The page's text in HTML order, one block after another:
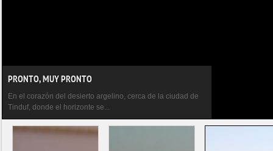
PRONTO, MUY PRONTO
En el corazón del desierto argelino, cerca de la ciudad de
Tinduf, donde el horizonte se...